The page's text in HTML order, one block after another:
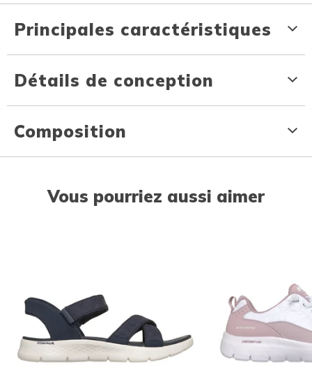
Principales caractéristiques
Détails de conception
Composition
Vous pourriez aussi aimer